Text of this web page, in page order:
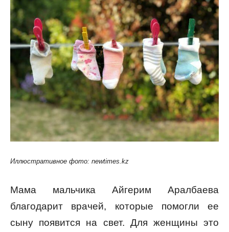
Иллюстративное фото: newtimes.kz
Мама мальчика Айгерим Аралбаева
благодарит врачей, которые помогли ее
сыну появится на свет. Для женщины это